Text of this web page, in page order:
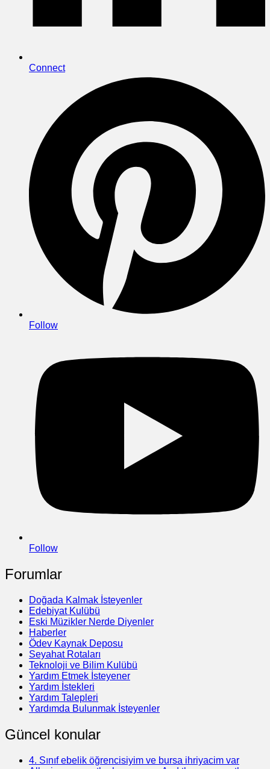
Connect
Follow
Follow
Forumlar
Doğada Kalmak İsteyenler
Edebiyat Kulübü
Eski Müzikler Nerde Diyenler
Haberler
Ödev Kaynak Deposu
Seyahat Rotaları
Teknoloji ve Bilim Kulübü
Yardım Etmek İsteyener
Yardım İstekleri
Yardım Talepleri
Yardımda Bulunmak İsteyenler
Güncel konular
4. Sınıf ebelik öğrencisiyim ve bursa ihriyacim var